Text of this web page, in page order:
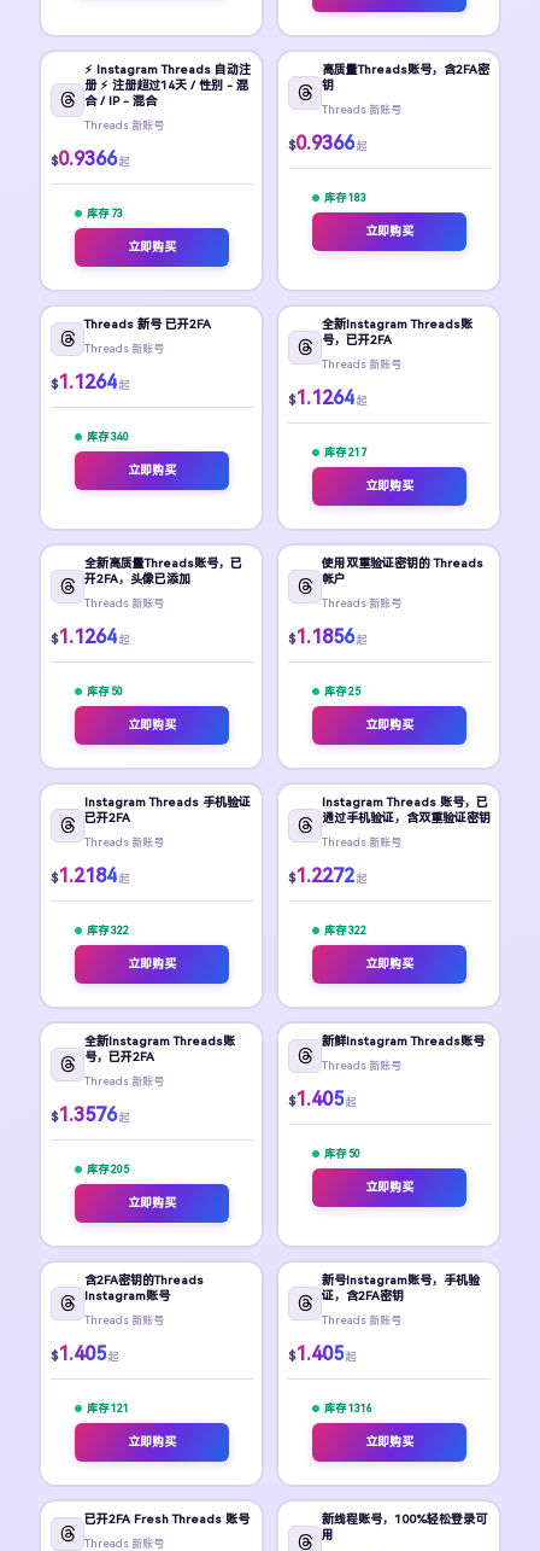
⚡️ Instagram Threads 自动注
册 ⚡️ 注册超过14天 / 性别 - 混
合 / IP - 混合
Threads 新账号
$0.9366 起
库存 73
立即购买
高质量Threads账号，含2FA密
钥
Threads 新账号
$0.9366 起
库存 183
立即购买
Threads 新号 已开2FA
Threads 新账号
$1.1264 起
库存 340
立即购买
全新Instagram Threads账
号，已开2FA
Threads 新账号
$1.1264 起
库存 217
立即购买
全新高质量Threads账号，已
开2FA，头像已添加
Threads 新账号
$1.1264 起
库存 50
立即购买
使用双重验证密钥的 Threads
帐户
Threads 新账号
$1.1856 起
库存 25
立即购买
Instagram Threads 手机验证
已开2FA
Threads 新账号
$1.2184 起
库存 322
立即购买
Instagram Threads 账号，已
通过手机验证，含双重验证密钥
Threads 新账号
$1.2272 起
库存 322
立即购买
全新Instagram Threads账
号，已开2FA
Threads 新账号
$1.3576 起
库存 205
立即购买
新鲜Instagram Threads账号
Threads 新账号
$1.405 起
库存 50
立即购买
含2FA密钥的Threads
Instagram账号
Threads 新账号
$1.405 起
库存 121
立即购买
新号Instagram账号，手机验
证，含2FA密钥
Threads 新账号
$1.405 起
库存 1316
立即购买
已开2FA Fresh Threads 账号
Threads 新账号
新线程账号，100%轻松登录可
用